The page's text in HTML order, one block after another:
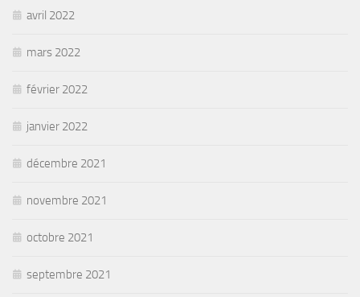
avril 2022
mars 2022
février 2022
janvier 2022
décembre 2021
novembre 2021
octobre 2021
septembre 2021